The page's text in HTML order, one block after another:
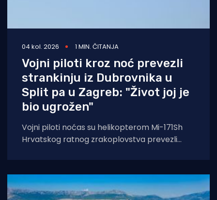
04 kol. 2026 1 MIN. ČITANJA
Vojni piloti kroz noć prevezli
strankinju iz Dubrovnika u
Split pa u Zagreb: "Život joj je
bio ugrožen"
Vojni piloti noćas su helikopterom Mi-171Sh
Hrvatskog ratnog zrakoplovstva prevezli